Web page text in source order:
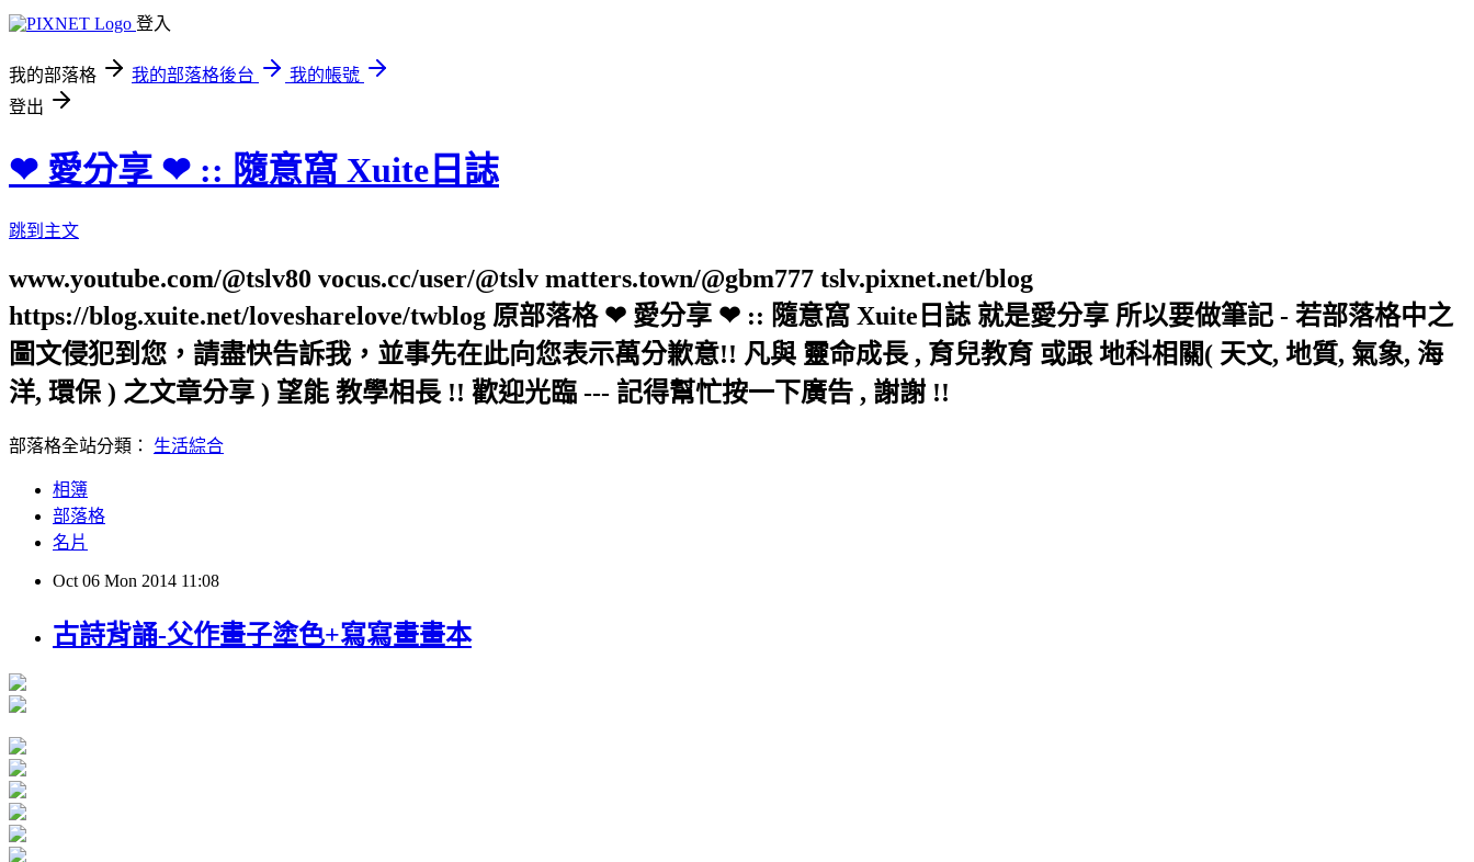
登入
我的部落格 我的部落格後台
我的帳號
登出
❤ 愛分享 ❤ :: 隨意窩 Xuite日誌
跳到主文
www.youtube.com/@tslv80 vocus.cc/user/@tslv matters.town/@gbm777 tslv.pixnet.net/blog
https://blog.xuite.net/lovesharelove/twblog 原部落格 ❤ 愛分享 ❤ :: 隨意窩 Xuite日誌 就是愛分享 所以要做筆記 - 若部落格中之
圖文侵犯到您，請盡快告訴我，並事先在此向您表示萬分歉意!! 凡與 靈命成長 , 育兒教育 或跟 地科相關( 天文, 地質, 氣象, 海
洋, 環保 ) 之文章分享 ) 望能 教學相長 !! 歡迎光臨 --- 記得幫忙按一下廣告 , 謝謝 !!
部落格全站分類： 生活綜合
相簿
部落格
名片
Oct 06 Mon 2014 11:08
古詩背誦-父作畫子塗色+寫寫畫畫本